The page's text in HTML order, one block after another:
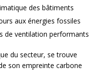
des bâtiments
aux énergies fossiles
de ventilation performants
du secteur, se trouve
son empreinte carbone